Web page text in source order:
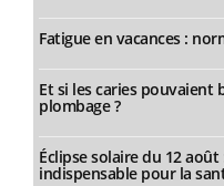
Fatigue en vacances :
Et si les caries
plombage ?
Éclipse solaire du 12 août
indispensable pour la